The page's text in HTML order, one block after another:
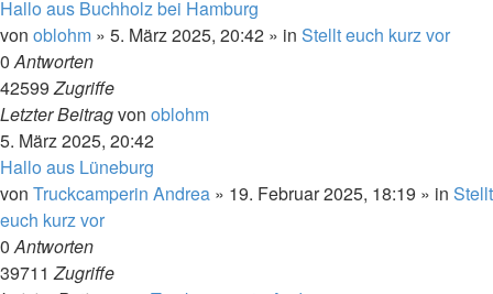
Hallo aus Buchholz bei Hamburg
von oblohm » 5. März 2025, 20:42 » in Stellt euch kurz vor
0Antworten
42599Zugriffe
Letzter Beitragvon oblohm
5. März 2025, 20:42
Hallo aus Lüneburg
von Truckcamperin Andrea » 19. Februar 2025, 18:19 » in Stellt
euch kurz vor
0Antworten
39711Zugriffe